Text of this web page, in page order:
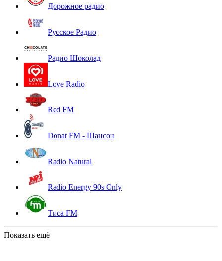
Дорожное радио
Русское Радио
Радио Шоколад
Love Radio
Red FM
Donat FM - Шансон
Radio Natural
Radio Energy 90s Only
Тиса FM
Показать ещё